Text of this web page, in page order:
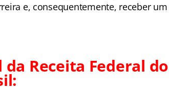
e, consequentemente, receber um
Receita Federal do